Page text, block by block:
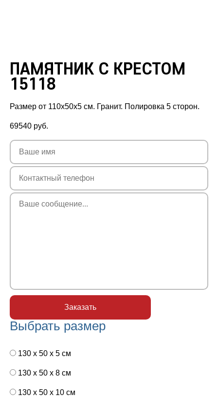
ПАМЯТНИК С КРЕСТОМ
15118
Размер от 110х50х5 см. Гранит. Полировка 5 сторон.
69540 руб.
Выбрать размер
130 x 50 x 5 см
130 x 50 x 8 см
130 x 50 x 10 см